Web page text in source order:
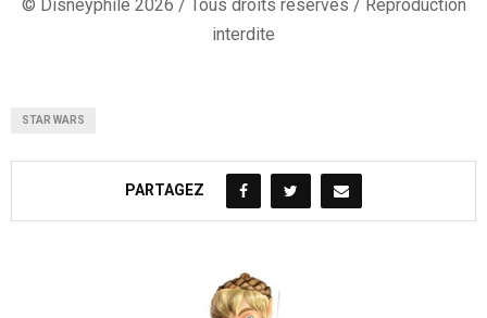
© Disneyphile 2026 / Tous droits réservés / Reproduction
interdite
STAR WARS
PARTAGEZ